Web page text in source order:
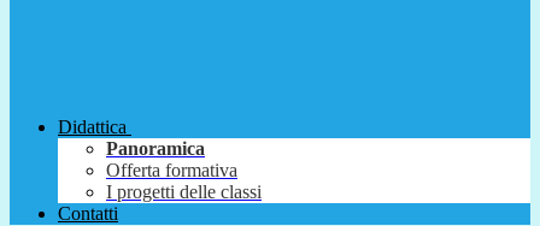
Didattica
Panoramica
Offerta formativa
I progetti delle classi
Contatti